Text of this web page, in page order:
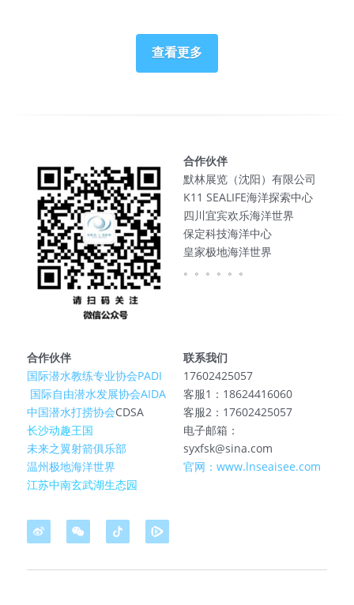
查看更多
合作伙伴
默林展览（沈阳）有限公司
K11 SEALIFE海洋探索中心
四川宜宾欢乐海洋世界
保定科技海洋中心
皇家极地海洋世界
。。。。。。
合作伙伴
国际潜水教练专业协会PADI
国际自由潜水发展协会AIDA
中国潜水打捞协会CDSA
长沙动趣王国
未来之翼射箭俱乐部
温州极地海洋世界
江苏中南玄武湖生态园
联系我们
17602425057
客服1：18624416060
客服2：17602425057
电子邮箱：
syxfsk@sina.com
官网：www.lnseaisee.com